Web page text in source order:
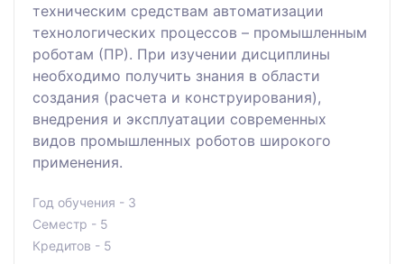
техническим средствам автоматизации
технологических процессов – промышленным
роботам (ПР). При изучении дисциплины
необходимо получить знания в области
создания (расчета и конструирования),
внедрения и эксплуатации современных
видов промышленных роботов широкого
применения.
Год обучения - 3
Семестр - 5
Кредитов - 5